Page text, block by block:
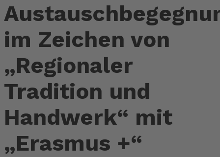
im Zeichen von
„Regionaler
Tradition und
Handwerk“ mit
„Erasmus +“